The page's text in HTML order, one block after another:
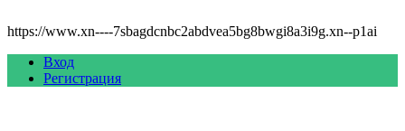
https://www.xn----7sbagdcnbc2abdvea5bg8bwgi8a3i9g.xn--p1ai
Вход
Регистрация